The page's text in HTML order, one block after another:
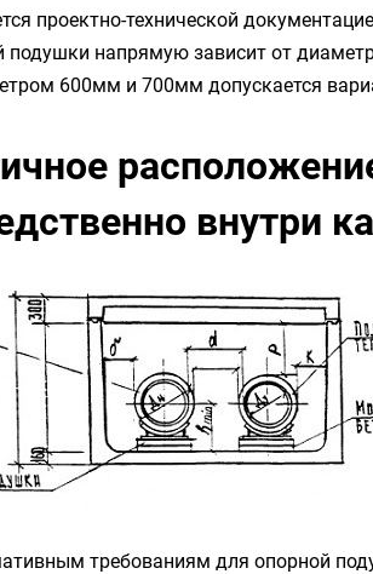
проектно-технической
подушки напрямую зависит от
600мм и 700мм допускается
внутри
требованиям для опорной